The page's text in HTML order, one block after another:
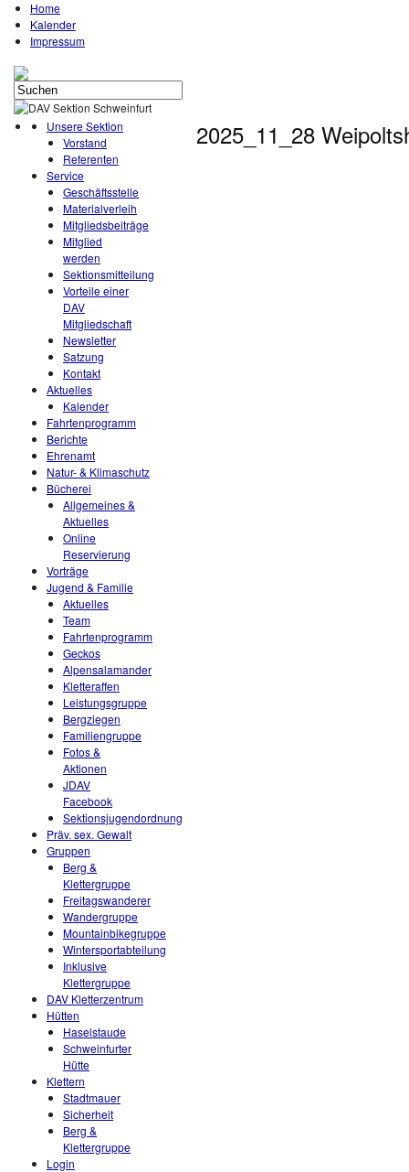
Home
Kalender
Impressum
Unsere Sektion
Vorstand
Referenten
Service
Geschäftsstelle
Materialverleih
Mitgliedsbeiträge
Mitglied
werden
Sektionsmitteilung
Vorteile einer
DAV
Mitgliedschaft
Newsletter
Satzung
Kontakt
Aktuelles
Kalender
Fahrtenprogramm
Berichte
Ehrenamt
Natur- & Klimaschutz
Bücherei
Allgemeines &
Aktuelles
Online
Reservierung
Vorträge
Jugend & Familie
Aktuelles
Team
Fahrtenprogramm
Geckos
Alpensalamander
Kletteraffen
Leistungsgruppe
Bergziegen
Familiengruppe
Fotos &
Aktionen
JDAV
Facebook
Sektionsjugendordnung
Präv. sex. Gewalt
Gruppen
Berg &
Klettergruppe
Freitagswanderer
Wandergruppe
Mountainbikegruppe
Wintersportabteilung
Inklusive
Klettergruppe
DAV Kletterzentrum
Hütten
Haselstaude
Schweinfurter
Hütte
Klettern
Stadtmauer
Sicherheit
Berg &
Klettergruppe
Login
2025_11_28